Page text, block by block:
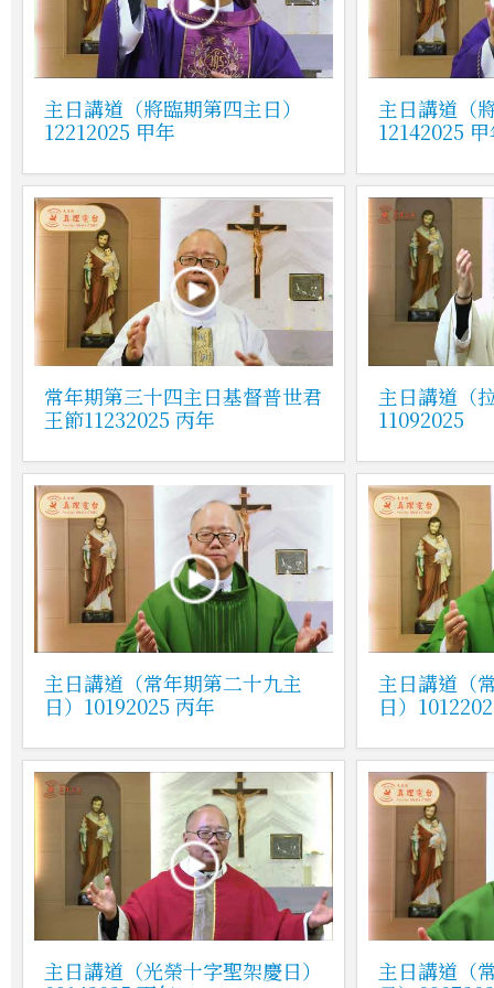
主日講道（將臨期第四主日）
12212025 甲年
主日講道（
12142025
常年期第三十四主日基督普世君
王節11232025 丙年
主日講道（
11092025
主日講道（常年期第二十九主
日）10192025 丙年
主日講道（
日）
主日講道（光榮十字聖架慶日）
主日講道（